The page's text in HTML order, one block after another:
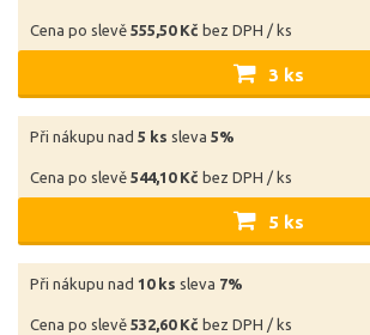
Cena po slevě 555,50 Kč bez DPH / ks
3 ks
Při nákupu nad 5 ks sleva 5%
Cena po slevě 544,10 Kč bez DPH / ks
5 ks
Při nákupu nad 10 ks sleva 7%
Cena po slevě 532,60 Kč bez DPH / ks